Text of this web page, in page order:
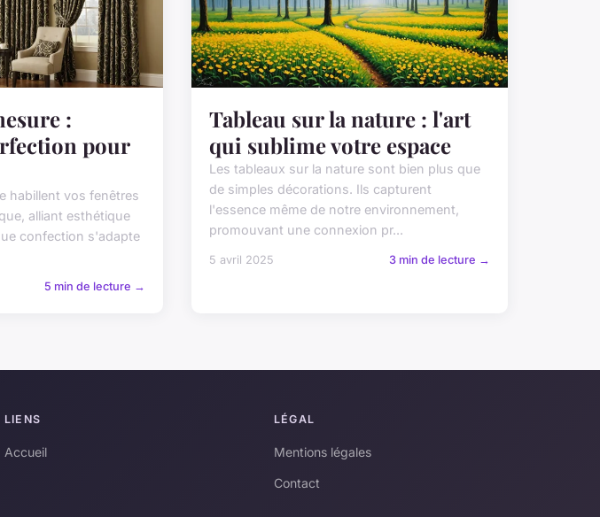
:
pour
habillent vos fenêtres
alliant esthétique
confection s'adapte
5 min de lecture →
Tableau sur la nature : l'art
qui sublime votre espace
Les tableaux sur la nature sont bien plus que
de simples décorations. Ils capturent
l'essence même de notre environnement,
promouvant une connexion pr...
5 avril 2025 3 min de lecture →
LIENS
Accueil
LÉGAL
Mentions légales
Contact